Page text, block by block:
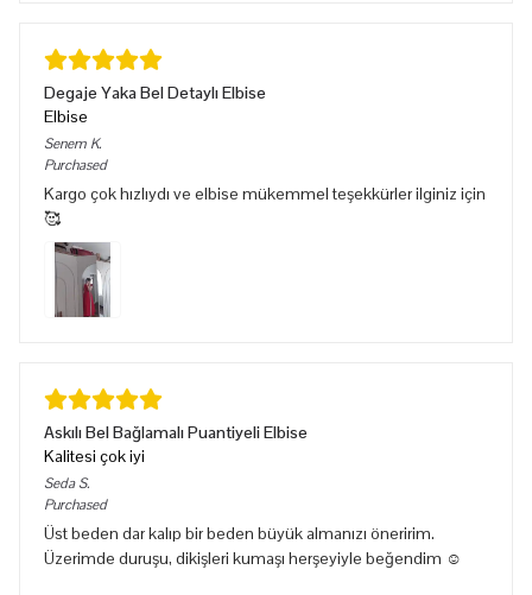
Degaje Yaka Bel Detaylı Elbise
Elbise
Senem K.
Purchased
Kargo çok hızlıydı ve elbise mükemmel teşekkürler ilginiz için
🥰
Askılı Bel Bağlamalı Puantiyeli Elbise
Kalitesi çok iyi
Seda S.
Purchased
Üst beden dar kalıp bir beden büyük almanızı öneririm.
Üzerimde duruşu, dikişleri kumaşı herşeyiyle beğendim ☺️